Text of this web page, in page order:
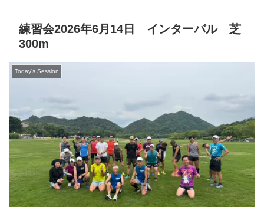
練習会2026年6月14日 インターバル 芝
300m
Today's Session